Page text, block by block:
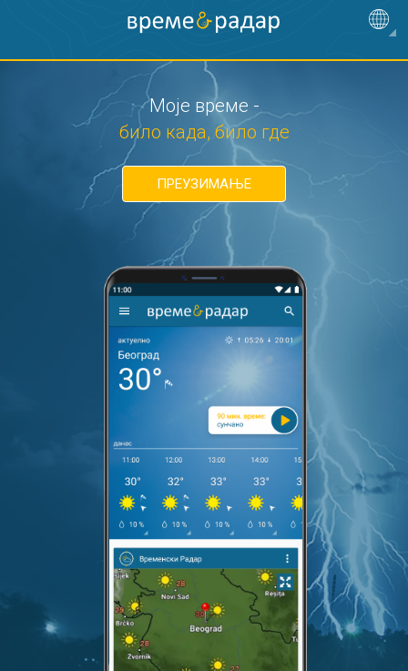
Моје време -
било када, било где
ПРЕУЗИМАЊЕ